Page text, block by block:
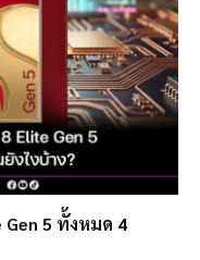
5 ทั้งหมด 4